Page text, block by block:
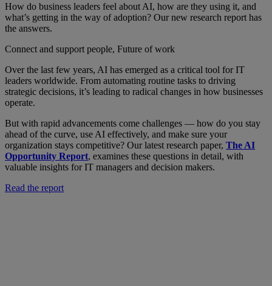
How do business leaders feel about AI, how are they using it, and
what’s getting in the way of adoption? Our new research report has
the answers.
Connect and support people, Future of work
Over the last few years, AI has emerged as a critical tool for IT
leaders worldwide. From automating routine tasks to driving
strategic decisions, it’s leading to radical changes in how businesses
operate.
But with rapid advancements come challenges — how do you stay
ahead of the curve, use AI effectively, and make sure your
organization stays competitive? Our latest research paper, The AI
Opportunity Report, examines these questions in detail, with
valuable insights for IT managers and decision makers.
Read the report